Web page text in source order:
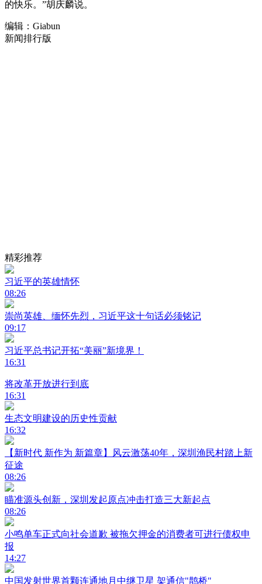
的快乐。”胡庆麟说。
编辑：Giabun
新闻排行版
精彩推荐
习近平的英雄情怀
08:26
崇尚英雄、缅怀先烈，习近平这十句话必须铭记
09:17
习近平总书记开拓“美丽”新境界！
16:31
将改革开放进行到底
16:31
生态文明建设的历史性贡献
16:32
【新时代 新作为 新篇章】风云激荡40年，深圳渔民村踏上新
征途
08:26
瞄准源头创新，深圳发起原点冲击打造三大新起点
08:26
小鸣单车正式向社会道歉 被拖欠押金的消费者可进行债权申
报
14:27
中国发射世界首颗连通地月中继卫星 架通信"鹊桥"